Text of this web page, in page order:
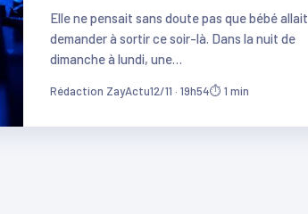
Elle ne pensait sans doute pas que bébé allait
demander à sortir ce soir-là. Dans la nuit de
dimanche à lundi, une…
Rédaction ZayActu12/11 · 19h54⏱ 1 min